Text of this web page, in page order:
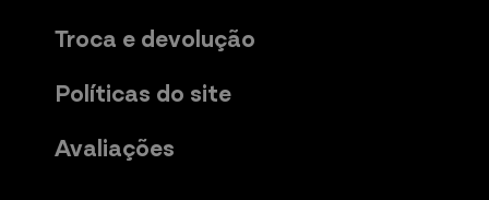
Troca e devolução
Políticas do site
Avaliações